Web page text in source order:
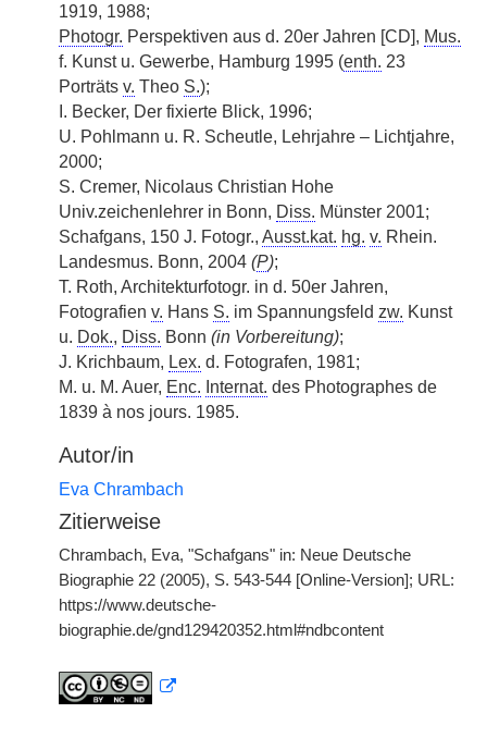
1919, 1988;
Photogr. Perspektiven aus d. 20er Jahren [CD], Mus.
f. Kunst u. Gewerbe, Hamburg 1995 (enth. 23
Porträts v. Theo S.);
I. Becker, Der fixierte Blick, 1996;
U. Pohlmann u. R. Scheutle, Lehrjahre – Lichtjahre,
2000;
S. Cremer, Nicolaus Christian Hohe
Univ.zeichenlehrer in Bonn, Diss. Münster 2001;
Schafgans, 150 J. Fotogr., Ausst.kat. hg. v. Rhein.
Landesmus. Bonn, 2004 (P);
T. Roth, Architekturfotogr. in d. 50er Jahren,
Fotografien v. Hans S. im Spannungsfeld zw. Kunst
u. Dok., Diss. Bonn (in Vorbereitung);
J. Krichbaum, Lex. d. Fotografen, 1981;
M. u. M. Auer, Enc. Internat. des Photographes de
1839 à nos jours. 1985.
Autor/in
Eva Chrambach
Zitierweise
Chrambach, Eva, "Schafgans" in: Neue Deutsche
Biographie 22 (2005), S. 543-544 [Online-Version]; URL:
https://www.deutsche-
biographie.de/gnd129420352.html#ndbcontent